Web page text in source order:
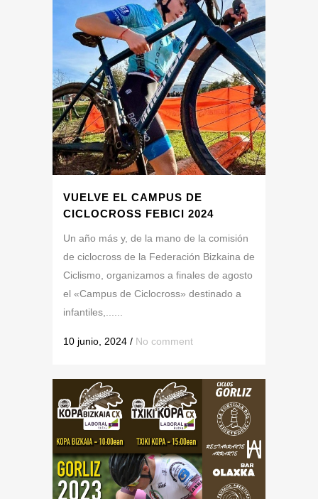
VUELVE EL CAMPUS DE
CICLOCROSS FEBICI 2024
Un año más y, de la mano de la comisión
de ciclocross de la Federación Bizkaina de
Ciclismo, organizamos a finales de agosto
el «Campus de Ciclocross» destinado a
infantiles,......
10 junio, 2024 / No comment